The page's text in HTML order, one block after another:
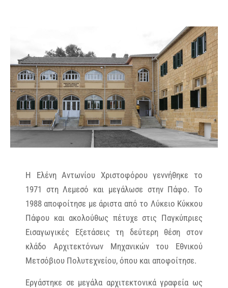
Η Ελένη Αντωνίου Χριστοφόρου γεννήθηκε το
1971 στη Λεμεσό και μεγάλωσε στην Πάφο. Το
1988 αποφοίτησε με άριστα από το Λύκειο Κύκκου
Πάφου και ακολούθως πέτυχε στις Παγκύπριες
Εισαγωγικές Εξετάσεις τη δεύτερη θέση στον
κλάδο Αρχιτεκτόνων Μηχανικών του Εθνικού
Μετσόβιου Πολυτεχνείου, όπου και αποφοίτησε.
Εργάστηκε σε μεγάλα αρχιτεκτονικά γραφεία ως